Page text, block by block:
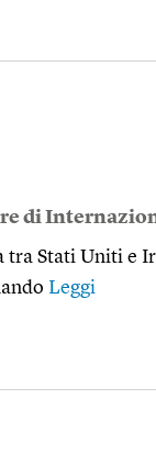
di
tra Stati Uniti e
Leggi